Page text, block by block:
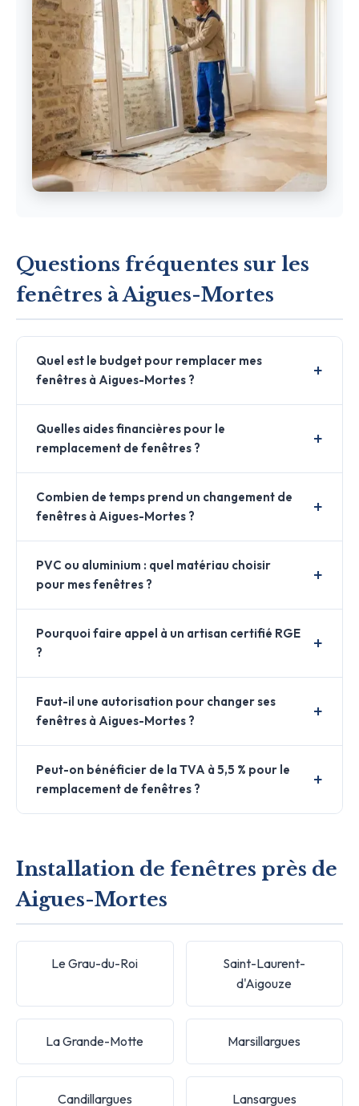
Questions fréquentes sur les
fenêtres à Aigues-Mortes
Quel est le budget pour remplacer mes
fenêtres à Aigues-Mortes ?
Quelles aides financières pour le
remplacement de fenêtres ?
Combien de temps prend un changement de
fenêtres à Aigues-Mortes ?
PVC ou aluminium : quel matériau choisir
pour mes fenêtres ?
Pourquoi faire appel à un artisan certifié RGE
?
Faut-il une autorisation pour changer ses
fenêtres à Aigues-Mortes ?
Peut-on bénéficier de la TVA à 5,5 % pour le
remplacement de fenêtres ?
Installation de fenêtres près de
Aigues-Mortes
Le Grau-du-Roi
Saint-Laurent-
d'Aigouze
La Grande-Motte Marsillargues
Candillargues Lansargues